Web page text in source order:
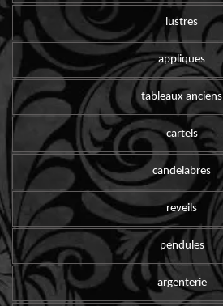
lustres
appliques
tableaux anciens
cartels
candelabres
reveils
pendules
argenterie